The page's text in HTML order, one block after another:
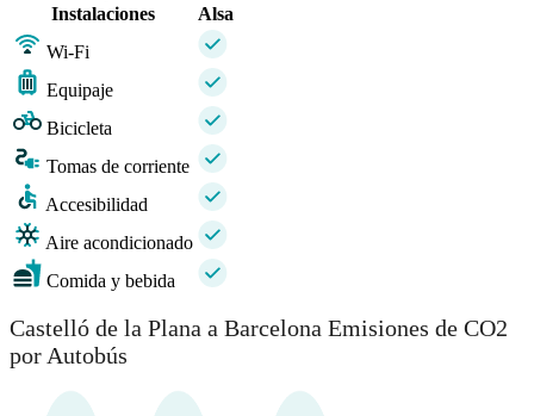
Instalaciones
Alsa
Wi-Fi
Equipaje
Bicicleta
Tomas de corriente
Accesibilidad
Aire acondicionado
Comida y bebida
Castelló de la Plana a Barcelona Emisiones de CO2
por Autobús